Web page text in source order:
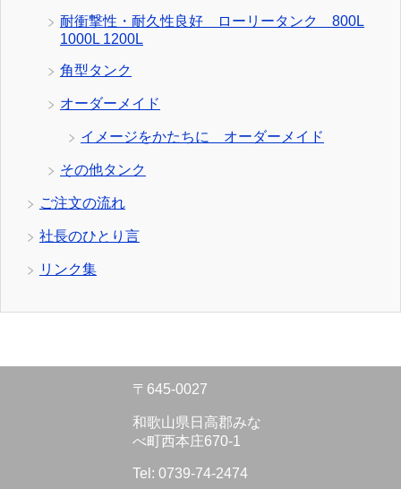
耐衝撃性・耐久性良好 ローリータンク 800L
1000L 1200L
角型タンク
オーダーメイド
イメージをかたちに オーダーメイド
その他タンク
ご注文の流れ
社長のひとり言
リンク集
〒645-0027
和歌山県日高郡みな
べ町西本庄670-1
Tel: 0739-74-2474